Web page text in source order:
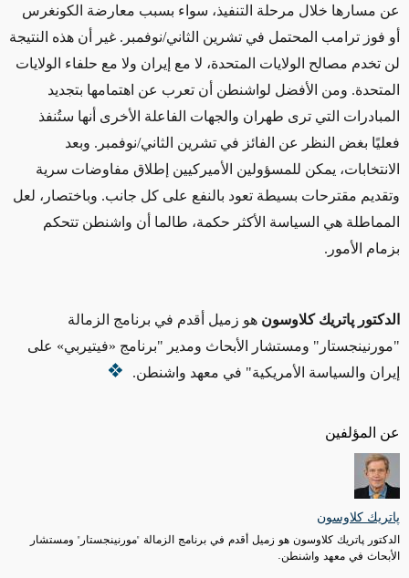
عن المؤلفين
پاتريك كلاوسون
الدكتور پاتريك كلاوسون هو زميل أقدم في برنامج الزمالة "مورنينجستار" ومستشار
الأبحاث في معهد واشنطن.
عن مسارها خلال مرحلة التنفيذ، سواء بسبب معارضة الكونغرس
أو فوز ترامب المحتمل في تشرين الثاني/نوفمبر. غير أن هذه النتيجة
لن تخدم مصالح الولايات المتحدة، لا مع إيران ولا مع حلفاء الولايات
المتحدة. ومن الأفضل لواشنطن أن تعرب عن اهتمامها بتجديد
المبادرات التي ترى طهران والجهات الفاعلة الأخرى أنها ستُنفذ
فعليًا بغض النظر عن الفائز في تشرين الثاني/نوفمبر. وبعد
الانتخابات، يمكن للمسؤولين الأميركيين إطلاق مفاوضات سرية
وتقديم مقترحات بسيطة تعود بالنفع على كل جانب. وباختصار، لعل
المماطلة هي السياسة الأكثر حكمة، طالما أن واشنطن تتحكم
بزمام الأمور.
الدكتور پاتريك كلاوسون هو زميل أقدم في برنامج الزمالة
"مورنينجستار" ومستشار الأبحاث ومدير "برنامج «فيتيربي» على
إيران والسياسة الأمريكية" في معهد واشنطن.